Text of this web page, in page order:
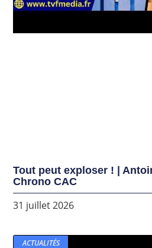
Tout peut exploser ! |
Chrono CAC
31 juillet 2026
ACTUALITÉS